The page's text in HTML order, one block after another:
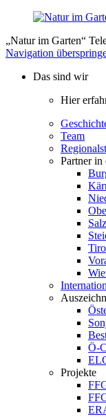
„Natur im Garten“
Navigation
Das sind wir
Hier
Team
Partner in
Ö-
Projekte